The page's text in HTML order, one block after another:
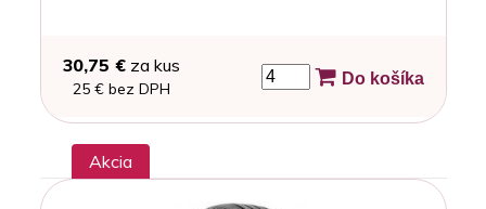
30,75 €za kus
25 € bez DPH
Do košíka
Akcia